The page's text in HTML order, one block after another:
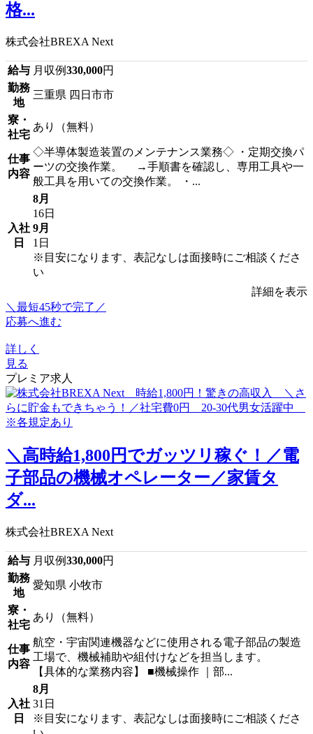
格...
株式会社BREXA Next
給与 月収例330,000円
勤務
地
三重県 四日市市
寮・
社宅
あり（無料）
仕事
内容
◇半導体製造装置のメンテナンス業務◇ ・定期交換パ
ーツの交換作業。 →手順書を確認し、専用工具や一
般工具を用いての交換作業。 ・...
入社
日
8月
16日
9月
1日
※目安になります、表記なしは面接時にご相談くださ
い
詳細を表示
＼最短45秒で完了／
応募へ進む
詳しく
見る
プレミア求人
＼高時給1,800円でガッツリ稼ぐ！／電
子部品の機械オペレーター／家賃タ
ダ...
株式会社BREXA Next
給与 月収例330,000円
勤務
地
愛知県 小牧市
寮・
社宅
あり（無料）
仕事
内容
航空・宇宙関連機器などに使用される電子部品の製造
工場で、機械補助や組付けなどを担当します。
【具体的な業務内容】 ■機械操作 ｜部...
入社
日
8月
31日
※目安になります、表記なしは面接時にご相談くださ